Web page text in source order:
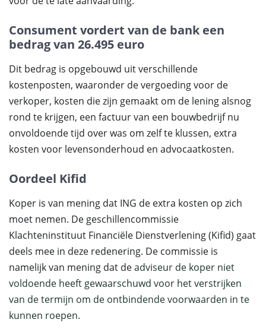
Consument vordert van de bank een
bedrag van 26.495 euro
Dit bedrag is opgebouwd uit verschillende
kostenposten, waaronder de vergoeding voor de
verkoper, kosten die zijn gemaakt om de lening alsnog
rond te krijgen, een factuur van een bouwbedrijf nu
onvoldoende tijd over was om zelf te klussen, extra
kosten voor levensonderhoud en advocaatkosten.
Oordeel Kifid
Koper is van mening dat ING de extra kosten op zich
moet nemen. De geschillencommissie
Klachteninstituut Financiële Dienstverlening (Kifid) gaat
deels mee in deze redenering. De commissie is
namelijk van mening dat deadviseur de koper niet
voldoende heeft gewaarschuwd voor het verstrijken
van de termijn om de ontbindende voorwaarden in te
kunnen roepen.